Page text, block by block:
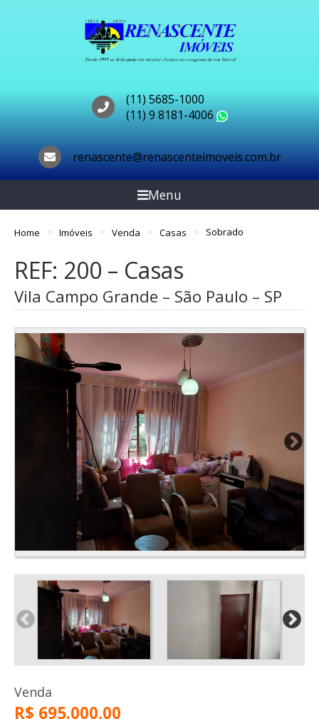
(11) 5685-1000
(11) 9 8181-4006
renascente@renascenteimoveis.com.br
Menu
Home Imóveis Venda Casas Sobrado
REF: 200 – Casas
Vila Campo Grande – São Paulo – SP
Venda
R$ 695.000,00